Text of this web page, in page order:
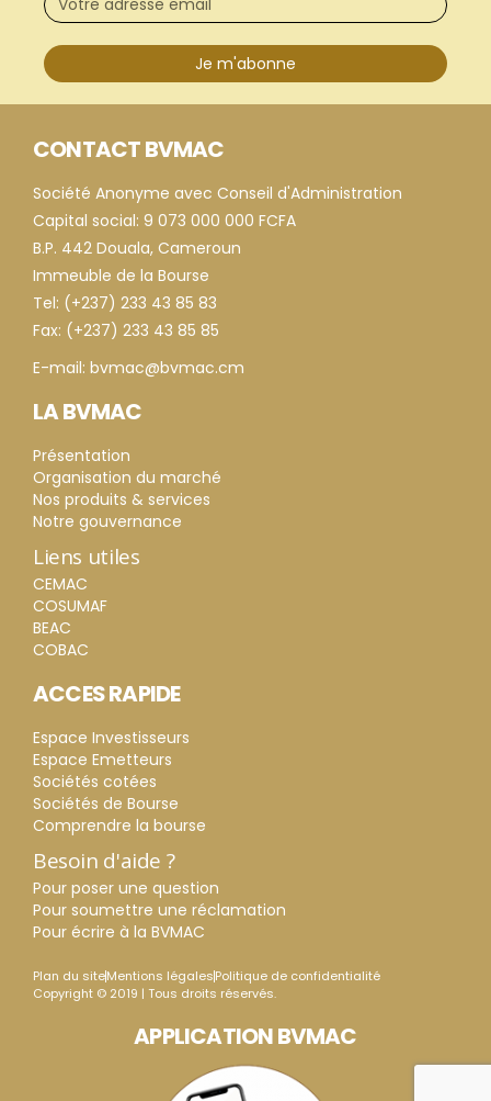
Je m'abonne
CONTACT BVMAC
Société Anonyme avec Conseil d'Administration
Capital social: 9 073 000 000 FCFA
B.P. 442 Douala, Cameroun
Immeuble de la Bourse
Tel: (+237) 233 43 85 83
Fax: (+237) 233 43 85 85
E-mail: bvmac@bvmac.cm
LA BVMAC
Présentation
Organisation du marché
Nos produits & services
Notre gouvernance
Liens utiles
CEMAC
COSUMAF
BEAC
COBAC
ACCES RAPIDE
Espace Investisseurs
Espace Emetteurs
Sociétés cotées
Sociétés de Bourse
Comprendre la bourse
Besoin d'aide ?
Pour poser une question
Pour soumettre une réclamation
Pour écrire à la BVMAC
Plan du siteMentions légalesPolitique de confidentialité
Copyright © 2019 | Tous droits réservés.
APPLICATION BVMAC